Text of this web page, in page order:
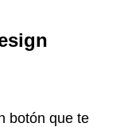
botón que te